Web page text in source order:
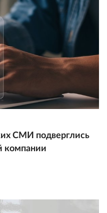
СМИ подверглись
компании